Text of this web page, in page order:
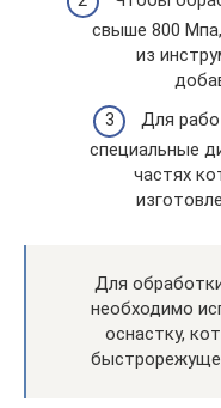
свыше 800
из
Для
специальные
частях
Для
необходимо
оснастку,